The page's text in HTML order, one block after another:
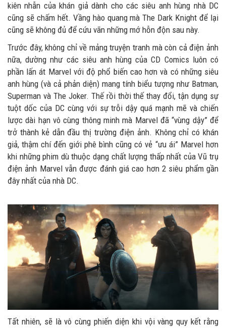
kiên nhẫn của khán giả dành cho các siêu anh hùng nhà DC
cũng sẽ chấm hết. Vầng hào quang mà The Dark Knight để lại
cũng sẽ không đủ để cứu vãn những mớ hỗn độn sau này.
Trước đây, không chỉ về mảng truyện tranh mà còn cả điện ảnh
nữa, dường như các siêu anh hùng của CD Comics luôn có
phần lấn át Marvel với độ phổ biến cao hơn và có những siêu
anh hùng (và cả phản diện) mang tính biểu tượng như Batman,
Superman và The Joker. Thế rồi thời thế thay đổi, tận dụng sự
tuột dốc của DC cùng với sự trỗi dậy quá mạnh mẽ và chiến
lược dài hạn vô cùng thông minh mà Marvel đã “vùng dậy” để
trở thành kẻ dẫn đầu thị trường điện ảnh. Không chỉ có khán
giả, thậm chí đến giới phê bình cũng có vẻ “ưu ái” Marvel hơn
khi những phim dù thuộc dạng chất lượng thấp nhất của Vũ trụ
điện ảnh Marvel vẫn được đánh giá cao hơn 2 siêu phẩm gần
đây nhất của nhà DC.
Tất nhiên, sẽ là vô cùng phiến diện khi vội vàng quy kết rằng